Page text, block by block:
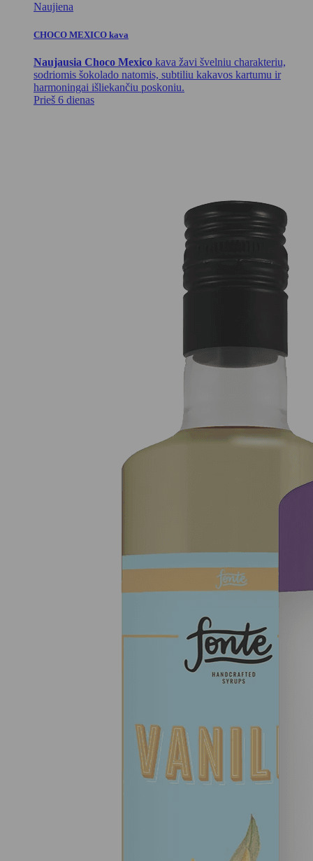
Naujiena
CHOCO MEXICO kava
Naujausia Choco Mexico kava žavi švelniu charakteriu,
sodriomis šokolado natomis, subtiliu kakavos kartumu ir
harmoningai išliekančiu poskoniu.
Prieš 6 dienas